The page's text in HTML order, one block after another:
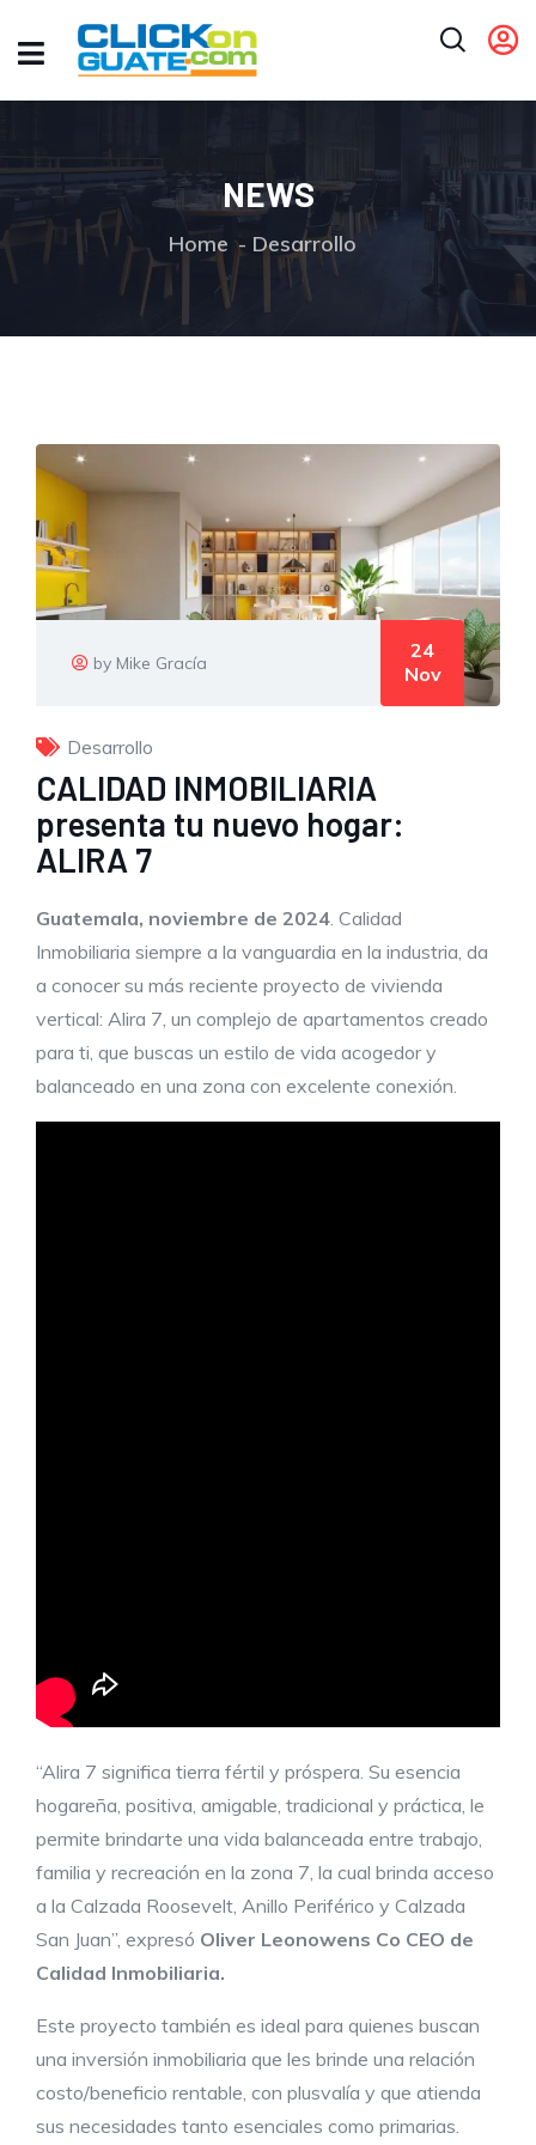
NEWS
Home Desarrollo
by Mike Gracía
24
Nov
Desarrollo
CALIDAD INMOBILIARIA
presenta tu nuevo hogar:
ALIRA 7
Guatemala, noviembre de 2024 . Calidad
Inmobiliaria siempre a la vanguardia en la industria, da
a conocer su más reciente proyecto de vivienda
vertical: Alira 7, un complejo de apartamentos creado
para ti, que buscas un estilo de vida acogedor y
balanceado en una zona con excelente conexión.
“Alira 7 significa tierra fértil y próspera. Su esencia
hogareña, positiva, amigable, tradicional y práctica, le
permite brindarte una vida balanceada entre trabajo,
familia y recreación en la zona 7, la cual brinda acceso
a la Calzada Roosevelt, Anillo Periférico y Calzada
San Juan”, expresó Oliver Leonowens Co CEO de
Calidad Inmobiliaria.
Este proyecto también es ideal para quienes buscan
una inversión inmobiliaria que les brinde una relación
costo/beneficio rentable, con plusvalía y que atienda
sus necesidades tanto esenciales como primarias.